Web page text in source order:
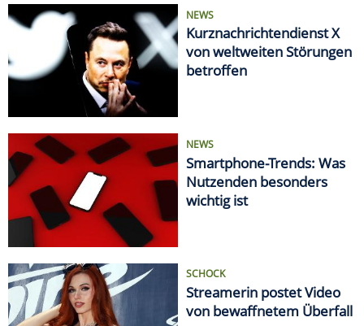
NEWS
Kurznachrichtendienst X
von weltweiten Störungen
betroffen
NEWS
Smartphone-Trends: Was
Nutzenden besonders
wichtig ist
SCHOCK
Streamerin postet Video
von bewaffnetem Überfall